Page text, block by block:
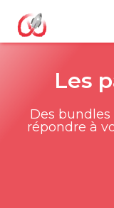
Les
Des
répondre à